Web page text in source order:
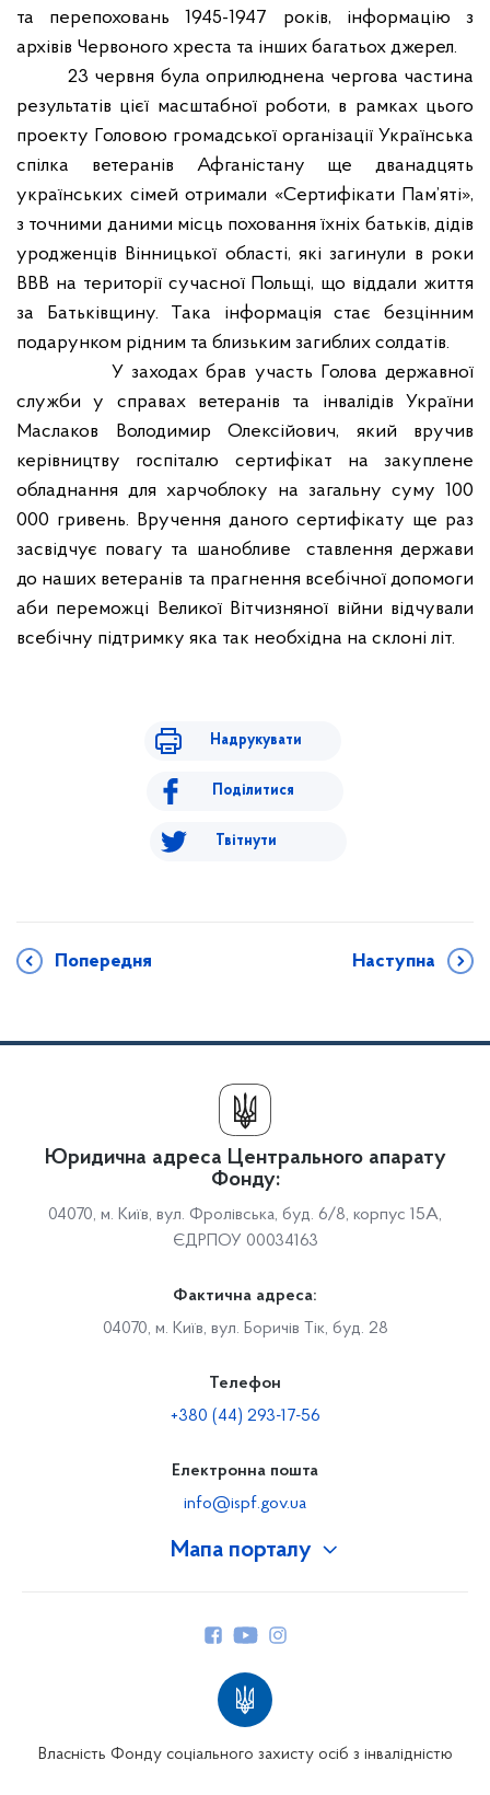
та перепоховань 1945-1947 років, інформацію з
архівів Червоного хреста та інших багатьох джерел.
23 червня була оприлюднена чергова частина
результатів цієї масштабної роботи, в рамках цього
проекту Головою громадської організації Українська
спілка ветеранів Афганістану ще дванадцять
українських сімей отримали «Сертифікати Пам’яті»,
з точними даними місць поховання їхніх батьків, дідів
уродженців Вінницької області, які загинули в роки
ВВВ на території сучасної Польщі, що віддали життя
за Батьківщину. Така інформація стає безцінним
подарунком рідним та близьким загиблих солдатів.
У заходахбрав участь Голова державної
служби у справах ветеранів та інвалідів України
Маслаков Володимир Олексійович, який вручив
керівництву госпіталю сертифікат на закуплене
обладнання для харчоблоку на загальну суму 100
000 гривень. Вручення даного сертифікату ще раз
засвідчує повагу та шанобливе
ставлення держави
до наших ветеранів та прагнення всебічної допомоги
аби переможці Великої Вітчизняної війни відчували
всебічну підтримку яка так необхідна на склоні літ.
Надрукувати
Поділитися
Твітнути
Попередня Наступна
Мапа порталу
Юридична адреса Центрального апарату
Фонду:
04070, м. Київ, вул. Фролівська, буд. 6/8, корпус 15А,
ЄДРПОУ 00034163
Фактична адреса:
04070, м. Київ, вул. Боричів Тік, буд. 28
Телефон
+380 (44) 293-17-56
Електронна пошта
info@ispf.gov.ua
Власність Фонду соціального захисту осіб з інвалідністю